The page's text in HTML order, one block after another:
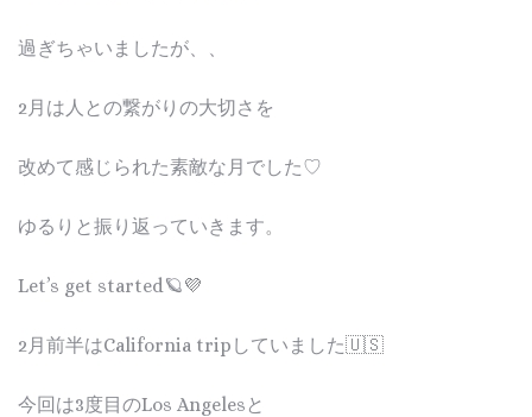
過ぎちゃいましたが、、
2月は人との繋がりの大切さを
改めて感じられた素敵な月でした♡
ゆるりと振り返っていきます。
Let’s get started🪐💜
2月前半はCalifornia tripしていました🇺🇸
今回は3度目のLos Angelesと